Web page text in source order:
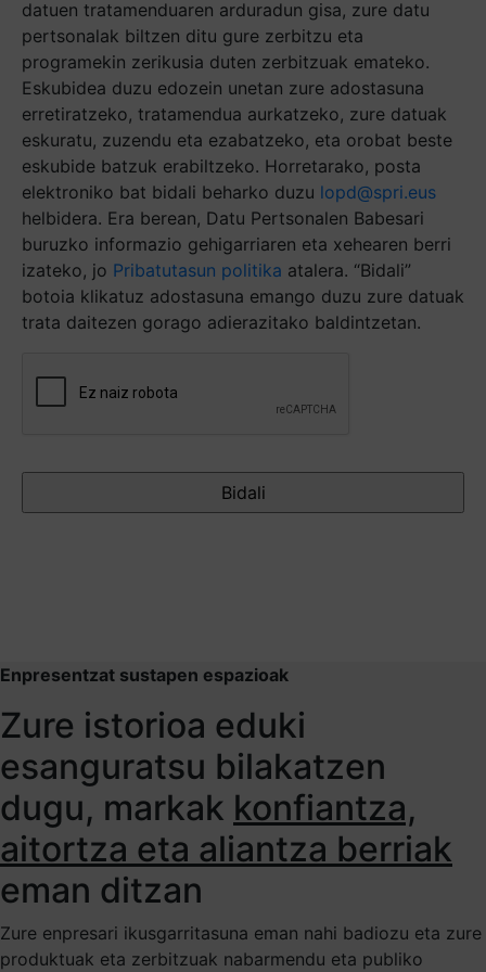
datuen tratamenduaren arduradun gisa, zure datu
pertsonalak biltzen ditu gure zerbitzu eta
programekin zerikusia duten zerbitzuak emateko.
Eskubidea duzu edozein unetan zure adostasuna
erretiratzeko, tratamendua aurkatzeko, zure datuak
eskuratu, zuzendu eta ezabatzeko, eta orobat beste
eskubide batzuk erabiltzeko. Horretarako, posta
elektroniko bat bidali beharko duzu lopd@spri.eus
helbidera. Era berean, Datu Pertsonalen Babesari
buruzko informazio gehigarriaren eta xehearen berri
izateko, jo Pribatutasun politika atalera. “Bidali”
botoia klikatuz adostasuna emango duzu zure datuak
trata daitezen gorago adierazitako baldintzetan.
Enpresentzat sustapen espazioak
Zure istorioa eduki
esanguratsu bilakatzen
dugu, markak konfiantza,
aitortza eta aliantza berriak
eman ditzan
Zure enpresari ikusgarritasuna eman nahi badiozu eta zure
produktuak eta zerbitzuak nabarmendu eta publiko